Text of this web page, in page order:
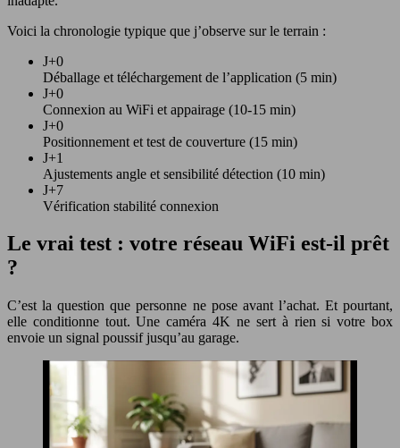
Voici la chronologie typique que j’observe sur le terrain :
J+0
Déballage et téléchargement de l’application (5 min)
J+0
Connexion au WiFi et appairage (10-15 min)
J+0
Positionnement et test de couverture (15 min)
J+1
Ajustements angle et sensibilité détection (10 min)
J+7
Vérification stabilité connexion
Le vrai test : votre réseau WiFi est-il prêt
?
C’est la question que personne ne pose avant l’achat. Et pourtant,
elle conditionne tout. Une caméra 4K ne sert à rien si votre box
envoie un signal poussif jusqu’au garage.